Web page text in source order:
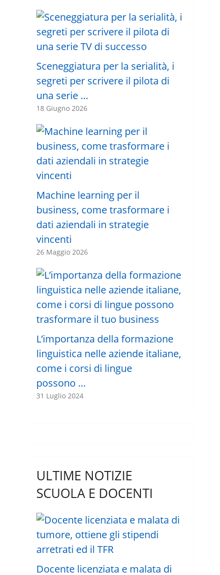
Sceneggiatura per la serialità, i
segreti per scrivere il pilota di
una serie …
18 Giugno 2026
Machine learning per il
business, come trasformare i
dati aziendali in strategie
vincenti
26 Maggio 2026
L’importanza della formazione
linguistica nelle aziende italiane,
come i corsi di lingue
possono …
31 Luglio 2024
ULTIME NOTIZIE
SCUOLA E DOCENTI
Docente licenziata e malata di